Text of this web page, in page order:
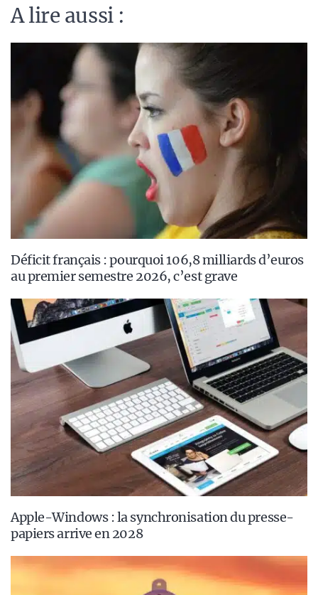
A lire aussi :
Déficit français : pourquoi 106,8 milliards d’euros
au premier semestre 2026, c’est grave
Apple-Windows : la synchronisation du presse-
papiers arrive en 2028